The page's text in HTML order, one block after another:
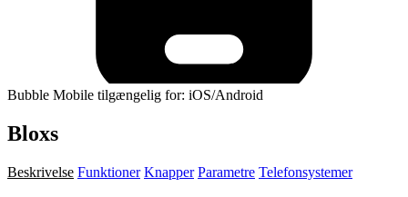
Bubble Mobile tilgængelig for: iOS/Android
Bloxs
Beskrivelse Funktioner Knapper Parametre Telefonsystemer